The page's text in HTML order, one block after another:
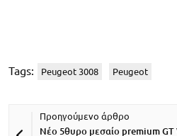
Tags: Peugeot 3008 Peugeot
Νέο 5θυρο μεσαίο premium